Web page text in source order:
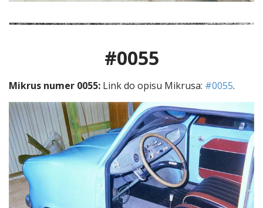
#0055
Mikrus numer 0055: Link do opisu Mikrusa: #0055.